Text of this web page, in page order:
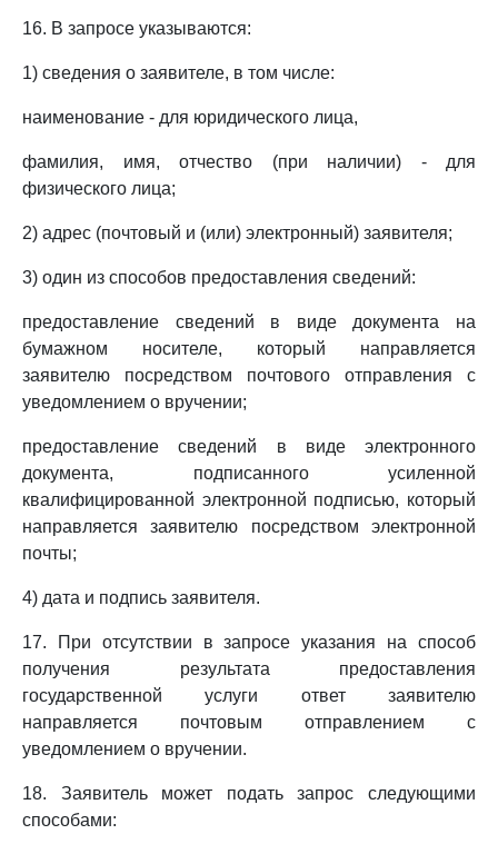
16. В запросе указываются:
1) сведения о заявителе, в том числе:
наименование - для юридического лица,
фамилия, имя, отчество (при наличии) - для
физического лица;
2) адрес (почтовый и (или) электронный) заявителя;
3) один из способов предоставления сведений:
предоставление сведений в виде документа на
бумажном носителе, который направляется
заявителю посредством почтового отправления с
уведомлением о вручении;
предоставление сведений в виде электронного
документа, подписанного усиленной
квалифицированной электронной подписью, который
направляется заявителю посредством электронной
почты;
4) дата и подпись заявителя.
17. При отсутствии в запросе указания на способ
получения результата предоставления
государственной услуги ответ заявителю
направляется почтовым отправлением с
уведомлением о вручении.
18. Заявитель может подать запрос следующими
способами: